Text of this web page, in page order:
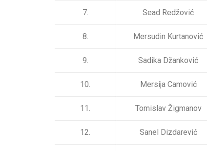
7. Sead Redžović
8. Mersudin Kurtanović
9. Sadika Džanković
10. Mersija Camović
11. Tomislav Žigmanov
12. Sanel Dizdarević